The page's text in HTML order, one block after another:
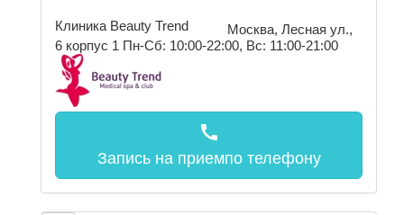
Клиника Beauty Trend
Москва, Лесная ул.,
6 корпус 1 Пн-Сб: 10:00-22:00, Вс: 11:00-21:00
call
Запись на приемпо телефону